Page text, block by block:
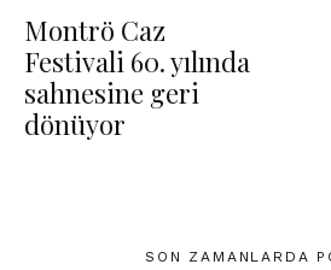
Montrö Caz
Festivali 60. yılında
sahnesine geri
dönüyor
SON ZAMANLARDA